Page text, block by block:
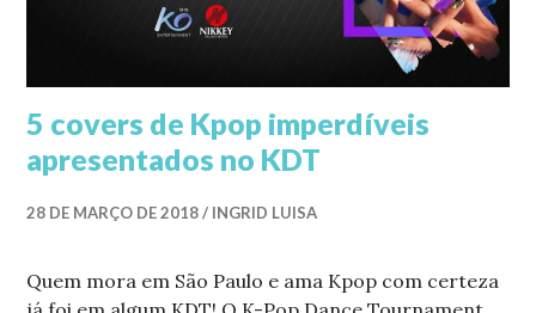
5 covers de Kpop imperdíveis
apresentados no KDT
28 DE MARÇO DE 2018 INGRID LUISA
Quem mora em São Paulo e ama Kpop com certeza